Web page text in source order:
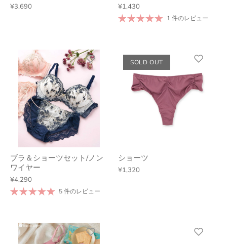
¥3,690 ¥1,430
1 件のレビュー
ブラ＆ショーツセット/ノン
ワイヤー
¥4,290
5 件のレビュー
SOLD OUT
ショーツ
¥1,320